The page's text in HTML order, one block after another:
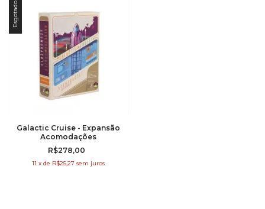
Esgotado
Galactic Cruise - Expansão
Acomodações
R$278,00
11 xde R$25,27 sem juros